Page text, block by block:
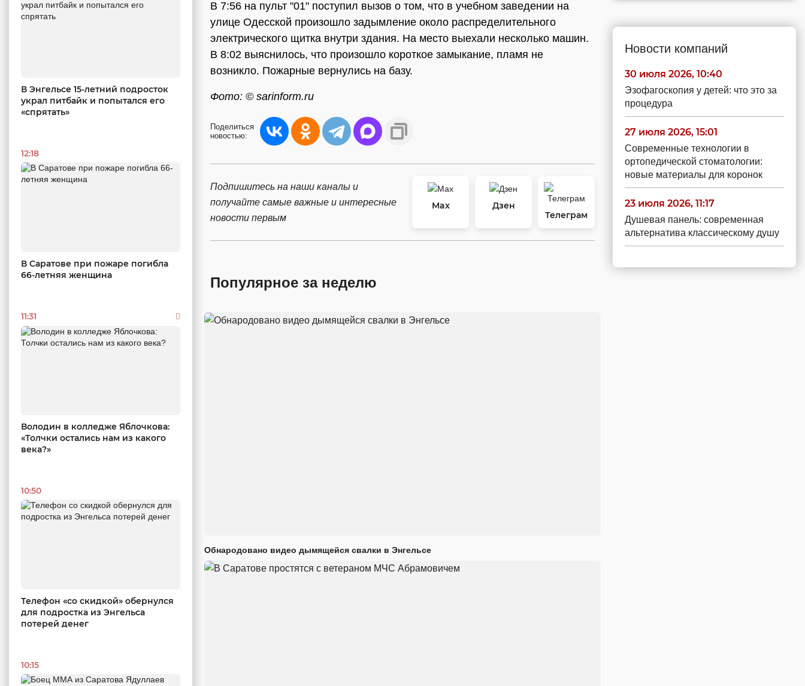
В Энгельсе 15-летний подросток
украл питбайк и попытался его
«спрятать»
12:18
В Саратове при пожаре погибла
66-летняя женщина
11:31
Володин в колледже Яблочкова:
«Толчки остались нам из какого
века?»
10:50
Телефон «со скидкой» обернулся
для подростка из Энгельса
потерей денег
10:15
В 7:56 на пульт "01" поступил вызов о том, что в учебном заведении на
улице Одесской произошло задымление около распределительного
электрического щитка внутри здания. На место выехали несколько машин.
В 8:02 выяснилось, что произошло короткое замыкание, пламя не
возникло. Пожарные вернулись на базу.
Фото: © sarinform.ru
Поделиться
новостью:
Подпишитесь на наши каналы и
получайте самые важные и интересные
новости первым
Max
Дзен
Телеграм
Популярное за неделю
Обнародовано видео дымящейся свалки в Энгельсе
Новости компаний
30 июля 2026, 10:40
Эзофагоскопия у детей: что это за
процедура
27 июля 2026, 15:01
Современные технологии в
ортопедической стоматологии:
новые материалы для коронок
23 июля 2026, 11:17
Душевая панель: современная
альтернатива классическому душу